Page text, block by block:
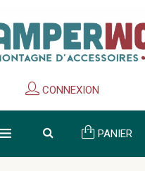
CONNEXION
PANIER
panel